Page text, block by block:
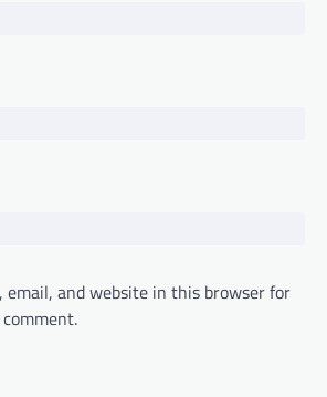
email, and website in this browser for